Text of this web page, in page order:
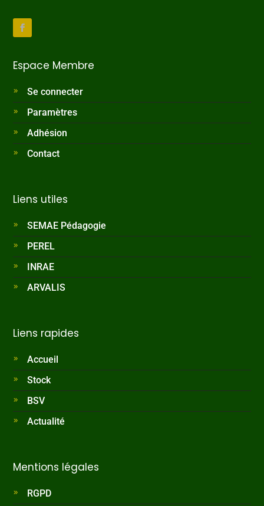
Espace Membre
Se connecter
Paramètres
Adhésion
Contact
Liens utiles
SEMAE Pédagogie
PEREL
INRAE
ARVALIS
Liens rapides
Accueil
Stock
BSV
Actualité
Mentions légales
RGPD